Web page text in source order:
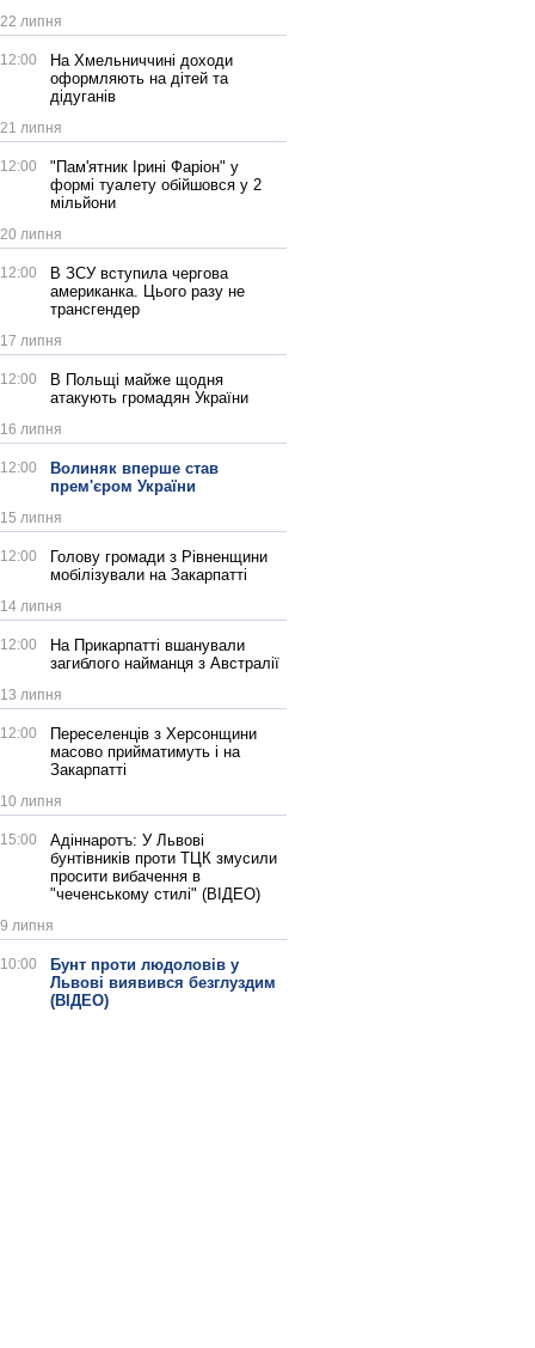
22 липня
12:00
На Хмельниччині доходи
оформляють на дітей та
дідуганів
21 липня
12:00
"Пам'ятник Ірині Фаріон" у
формі туалету обійшовся у 2
мільйони
20 липня
12:00
В ЗСУ вступила чергова
американка. Цього разу не
трансгендер
17 липня
12:00
В Польщі майже щодня
атакують громадян України
16 липня
12:00
Волиняк вперше став
прем'єром України
15 липня
12:00
Голову громади з Рівненщини
мобілізували на Закарпатті
14 липня
12:00
На Прикарпатті вшанували
загиблого найманця з Австралії
13 липня
12:00
Переселенців з Херсонщини
масово прийматимуть і на
Закарпатті
10 липня
15:00
Адіннаротъ: У Львові
бунтівників проти ТЦК змусили
просити вибачення в
"чеченському стилі" (ВІДЕО)
9 липня
10:00
Бунт проти людоловів у
Львові виявився безглуздим
(ВІДЕО)